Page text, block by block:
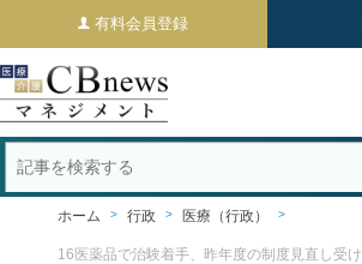
有料会員登録
ホーム 行政 医療（行政）
16医薬品で治験着手、昨年度の制度見直し受け